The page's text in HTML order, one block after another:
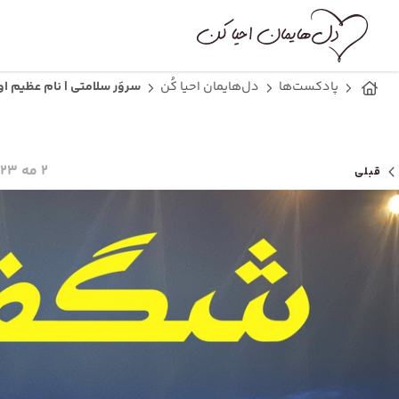
پادکست‌ها دل‌هایمان احیا کُن سروَر سلامتی | نام عظیم
قبلی ۲ مه ۲۰۲۳